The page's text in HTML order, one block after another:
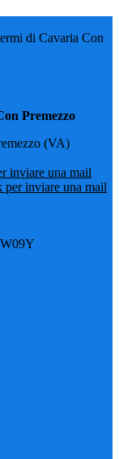
di Cavaria Con
Premezzo
(VA)
inviare una mail
per inviare una mail